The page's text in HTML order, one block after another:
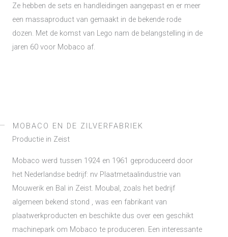
Ze hebben de sets en handleidingen aangepast en er meer
een massaproduct van gemaakt in de bekende rode
dozen. Met de komst van Lego nam de belangstelling in de
jaren 60 voor Mobaco af.
MOBACO EN DE ZILVERFABRIEK
Productie in Zeist
Mobaco werd tussen 1924 en 1961 geproduceerd door
het Nederlandse bedrijf: nv Plaatmetaalindustrie van
Mouwerik en Bal in Zeist. Moubal, zoals het bedrijf
algemeen bekend stond , was een fabrikant van
plaatwerkproducten en beschikte dus over een geschikt
machinepark om Mobaco te produceren. Een interessante